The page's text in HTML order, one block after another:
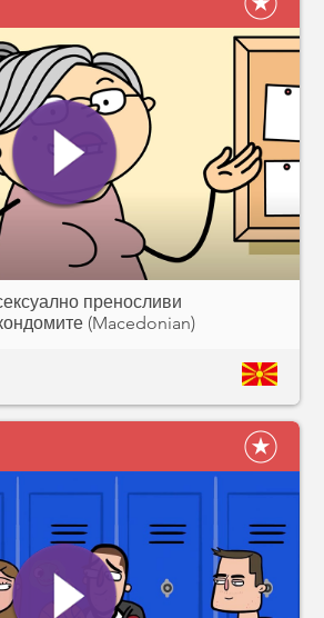
преносливи
(Macedonian)